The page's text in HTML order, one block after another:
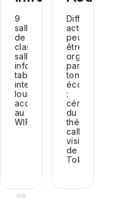
9
salles
de
classe,
salle
informatique,
tableaux
interactifs,
lounge,
accès
au
WIFI...
Différentes
activités
peuvent
être
organisées
par
ton
école
:
cérémonie
du
thé,
calligraphie,
visite
de
Tokyo...